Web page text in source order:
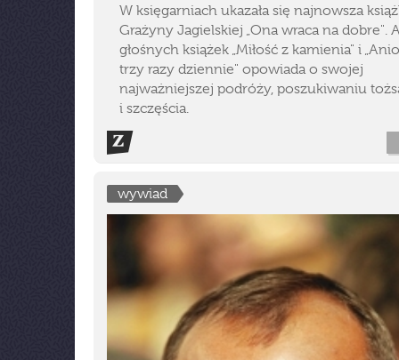
W księgarniach ukazała się najnowsza
Grażyny Jagielskiej „Ona wraca na dobre".
głośnych książek „Miłość z kamienia" i
trzy razy dziennie" opowiada o swojej
najważniejszej podróży, poszukiwaniu
i szczęścia.
wywiad